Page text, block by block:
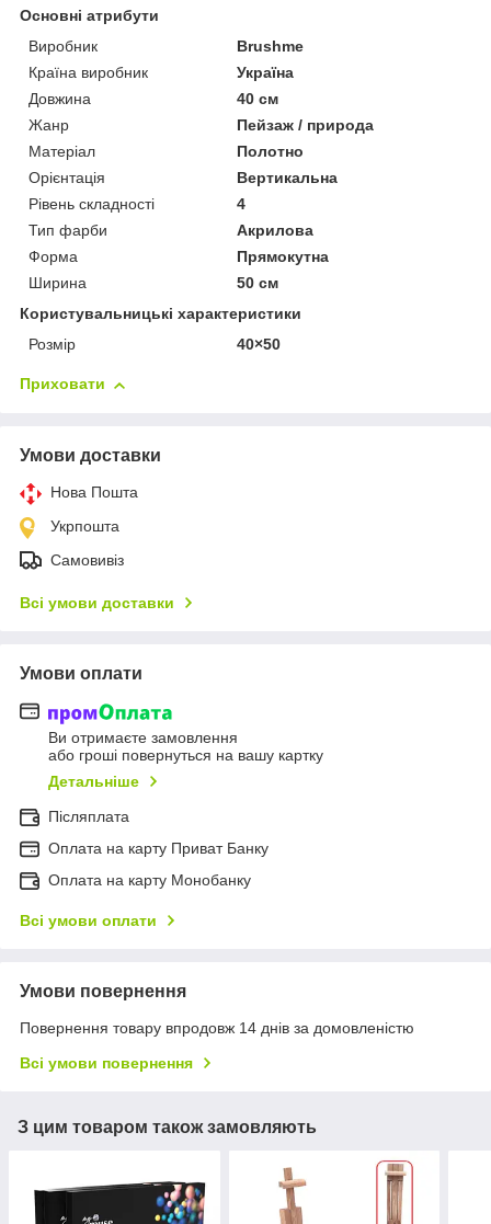
Основні атрибути
Виробник
Brushme
Країна виробник
Україна
Довжина
40 см
Жанр
Пейзаж / природа
Матеріал
Полотно
Орієнтація
Вертикальна
Рівень складності
4
Тип фарби
Акрилова
Форма
Прямокутна
Ширина
50 см
Користувальницькі характеристики
Розмір
40×50
Приховати
Умови доставки
Нова Пошта
Укрпошта
Самовивіз
Всі умови доставки
Умови оплати
Ви отримаєте замовлення
або гроші повернуться на вашу картку
Детальніше
Післяплата
Оплата на карту Приват Банку
Оплата на карту Монобанку
Всі умови оплати
Умови повернення
Повернення товару впродовж 14 днів за домовленістю
Всі умови повернення
З цим товаром також замовляють